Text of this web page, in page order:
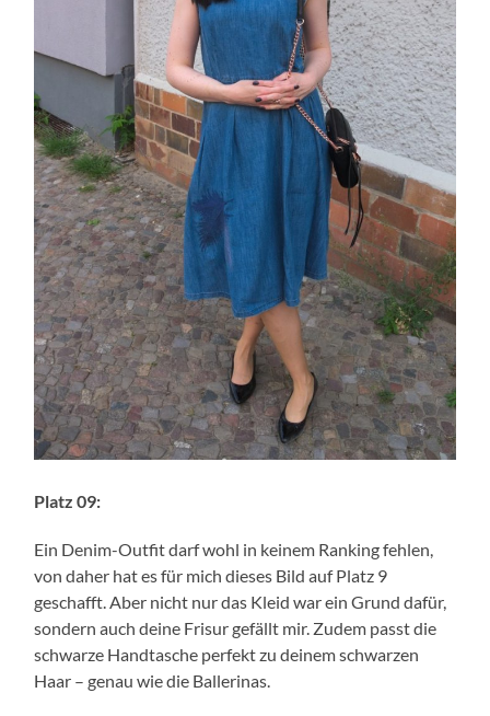
Platz 09:
Ein Denim-Outfit darf wohl in keinem Ranking fehlen,
von daher hat es für mich dieses Bild auf Platz 9
geschafft. Aber nicht nur das Kleid war ein Grund dafür,
sondern auch deine Frisur gefällt mir. Zudem passt die
schwarze Handtasche perfekt zu deinem schwarzen
Haar – genau wie die Ballerinas.